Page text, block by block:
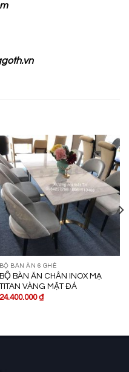
BỘ BÀN ĂN 6 GHẾ
BỘ BÀN ĂN CHÂN INOX MẠ
VÀNG MẶT ĐÁ
24.400.000₫